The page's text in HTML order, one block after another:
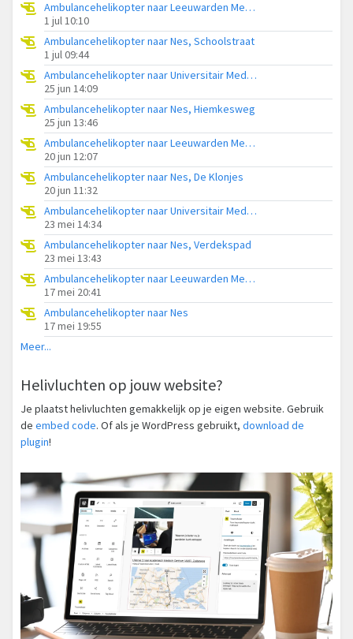
Ambulancehelikopter naar Leeuwarden Medical Center Heliport
1 jul 10:10
Ambulancehelikopter naar Nes, Schoolstraat
1 jul 09:44
Ambulancehelikopter naar Universitair Medisch Centrum Groningen
25 jun 14:09
Ambulancehelikopter naar Nes, Hiemkesweg
25 jun 13:46
Ambulancehelikopter naar Leeuwarden Medical Center Heliport
20 jun 12:07
Ambulancehelikopter naar Nes, De Klonjes
20 jun 11:32
Ambulancehelikopter naar Universitair Medisch Centrum Groningen
23 mei 14:34
Ambulancehelikopter naar Nes, Verdekspad
23 mei 13:43
Ambulancehelikopter naar Leeuwarden Medical Center Heliport
17 mei 20:41
Ambulancehelikopter naar Nes
17 mei 19:55
Meer...
Helivluchten op jouw website?
Je plaatst helivluchten gemakkelijk op je eigen website. Gebruik
de embed code. Of als je WordPress gebruikt, download de
plugin!